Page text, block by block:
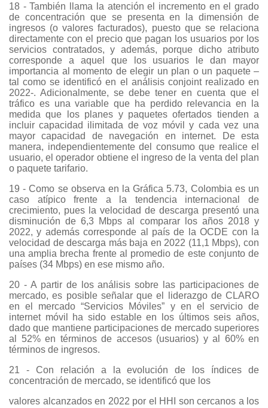
18 - También llama la atención el incremento en el grado
de concentración que se presenta en la dimensión de
ingresos (o valores facturados), puesto que se relaciona
directamente con el precio que pagan los usuarios por los
servicios contratados, y además, porque dicho atributo
corresponde a aquel que los usuarios le dan mayor
importancia al momento de elegir un plan o un paquete –
tal como se identificó en el análisis conjoint realizado en
2022-. Adicionalmente, se debe tener en cuenta que el
tráfico es una variable que ha perdido relevancia en la
medida que los planes y paquetes ofertados tienden a
incluir capacidad ilimitada de voz móvil y cada vez una
mayor capacidad de navegación en internet. De esta
manera, independientemente del consumo que realice el
usuario, el operador obtiene el ingreso de la venta del plan
o paquete tarifario.
19 - Como se observa en la Gráfica 5.73, Colombia es un
caso atípico frente a la tendencia internacional de
crecimiento, pues la velocidad de descarga presentó una
disminución de 6,3 Mbps al comparar los años 2018 y
2022, y además corresponde al país de la OCDE con la
velocidad de descarga más baja en 2022 (11,1 Mbps), con
una amplia brecha frente al promedio de este conjunto de
países (34 Mbps) en ese mismo año.
20 - A partir de los análisis sobre las participaciones de
mercado, es posible señalar que el liderazgo de CLARO
en el mercado “Servicios Móviles” y en el servicio de
internet móvil ha sido estable en los últimos seis años,
dado que mantiene participaciones de mercado superiores
al 52% en términos de accesos (usuarios) y al 60% en
términos de ingresos.
21 - Con relación a la evolución de los índices de
concentración de mercado, se identificó que los
valores alcanzados en 2022 por el HHI son cercanos a los